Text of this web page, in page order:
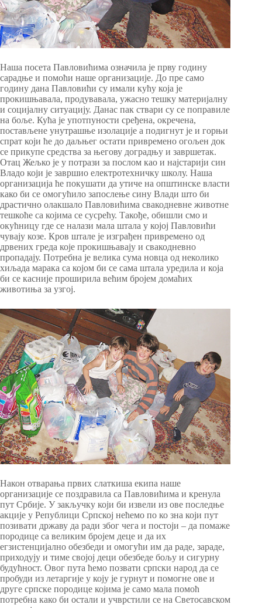
Наша посета Павловићима означила је прву годину
сарадње и помоћи наше организације. До пре само
годину дана Павловићи су имали кућу која је
прокишњавала, продувавала, ужасно тешку материјалну
и социјалну ситуацију. Данас пак ствари су се поправиле
на боље. Кућа је употпуности сређена, окречена,
постављене унутрашње изолације а подигнут је и горњи
спрат који ће до даљњег остати привремено огољен док
се прикупе средства за његову доградњу и завршетак.
Отац Жељко је у потрази за послом као и најстарији син
Владо који је завршио електротехничку школу. Наша
организација ће покушати да утиче на општинске власти
како би се омогућило запослење сину Влади што би
драстично олакшало Павловићима свакодневне животне
тешкоће са којима се сусрећу. Такође, обишли смо и
окућницу где се налази мала штала у којој Павловићи
чувају козе. Кров штале је изграђен привремено од
дрвених греда које прокишњавају и свакодневно
пропадају. Потребна је велика сума новца од неколико
хиљада марака са којом би се сама штала уредила и која
би се касније проширила већим бројем домаћих
животиња за узгој.
Након отварања првих слаткиша екипа наше
организације се поздравила са Павловићима и кренула
пут Србије. У закључку који би извели из ове последње
акције у Републици Српској нећемо по ко зна који пут
позивати државу да ради због чега и постоји – да помаже
породице са великим бројем деце и да их
егзистенцијално обезбеди и омогући им да раде, зараде,
приходују и тиме својој деци обезбеде бољу и сигурну
будућност. Овог пута ћемо позвати српски народ да се
пробуди из летаргије у коју је гурнут и помогне ове и
друге српске породице којима је само мала помоћ
потребна како би остали и учврстили се на Светосавском